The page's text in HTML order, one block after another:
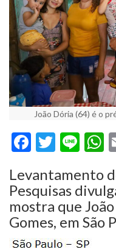
João Dória (64) é o
Facebook
Line
Levantamento
Pesquisas
mostra que
Gomes, em São